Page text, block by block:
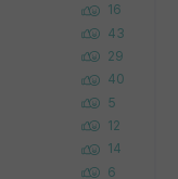
16
43
29
40
5
12
14
6